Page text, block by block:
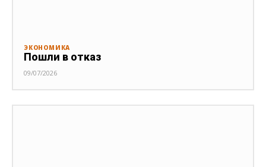
ЭКОНОМИКА
Пошли в отказ
09/07/2026